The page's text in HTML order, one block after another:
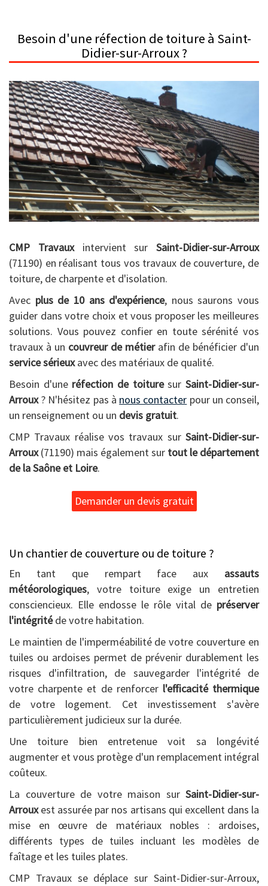
Besoin d'une réfection de toiture à Saint-
Didier-sur-Arroux ?
CMP Travauxintervient sur Saint-Didier-sur-Arroux
(71190) en réalisant tous vos travaux de couverture, de
toiture, de charpente et d'isolation.
Avec plus de 10 ans d'expérience, nous saurons vous
guider dans votre choix et vous proposer les meilleures
solutions. Vous pouvez confier en toute sérénité vos
travaux à un couvreur de métierafin de bénéficier d'un
service sérieuxavec des matériaux de qualité.
Besoin d'une réfection de toituresurSaint-Didier-sur-
Arroux? N'hésitez pas à nous contacter pour un conseil,
un renseignement ou un devis gratuit.
CMP Travaux réalise vos travaux sur Saint-Didier-sur-
Arroux(71190) mais également sur tout le département
de la Saône et Loire.
Demander un devis gratuit
Un chantier de couverture ou de toiture ?
En tant que rempart face aux assauts
météorologiques, votre toiture exige un entretien
consciencieux. Elle endosse le rôle vital de préserver
l'intégritéde votre habitation.
Le maintien de l'imperméabilité de votre couverture en
tuiles ou ardoises permet de prévenir durablement les
risques d'infiltration, de sauvegarder l'intégrité de
votre charpente et de renforcer l'efficacité thermique
de votre logement. Cet investissement s'avère
particulièrement judicieux sur la durée.
Une toiture bien entretenue voit sa longévité
augmenter et vous protège d'un remplacement intégral
coûteux.
La couverture de votre maison sur Saint-Didier-sur-
Arrouxest assurée par nos artisans qui excellent dans la
mise en œuvre de matériaux nobles : ardoises,
différents types de tuiles incluant les modèles de
faîtage et les tuiles plates.
CMP Travaux se déplace sur Saint-Didier-sur-Arroux,